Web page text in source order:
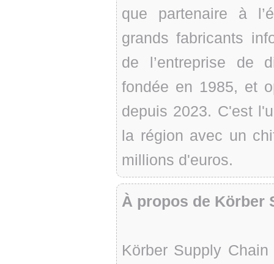
que partenaire à
grands fabricants
de l’entreprise de
fondée en 1985, et
depuis 2023. C'est
la région avec un
millions d'euros.
À propos de Körber
Körber Supply